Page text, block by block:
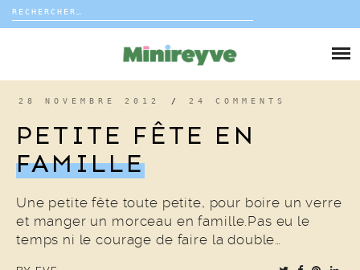
Rechercher :
DÉCO
COUP DE COEUR
28 NOVEMBRE 2012 / 24 COMMENTS
PETITE FÊTE EN
FAMILLE
Une petite fête toute petite, pour boire un verre
et manger un morceau en famille.Pas eu le
temps ni le courage de faire la double…